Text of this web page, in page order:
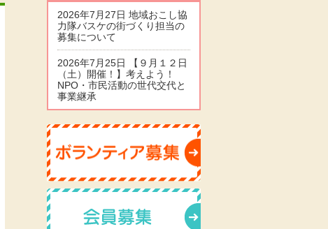
2026年7月27日 地域おこし協
力隊バスケの街づくり担当の
募集について
2026年7月25日 【９月１２日
（土）開催！】考えよう！
NPO・市民活動の世代交代と
事業継承